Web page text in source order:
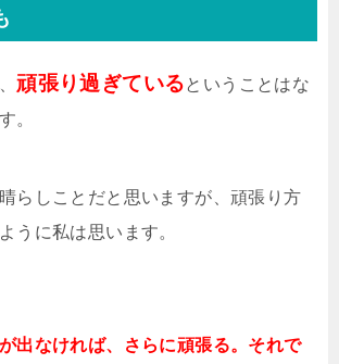
頑張り過ぎているということはな
。
らしことだと思いますが、頑張り方
うに私は思います。
出なければ、さらに頑張る。それで